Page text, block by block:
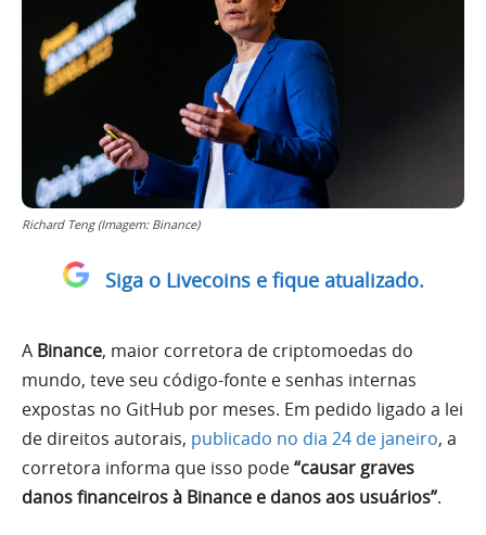
Richard Teng (Imagem: Binance)
Siga o Livecoins e fique atualizado.
A Binance, maior corretora de criptomoedas do
mundo, teve seu código-fonte e senhas internas
expostas no GitHub por meses. Em pedido ligado a lei
de direitos autorais, publicado no dia 24 de janeiro, a
corretora informa que isso pode“causar graves
danos financeiros à Binance e danos aos usuários”.